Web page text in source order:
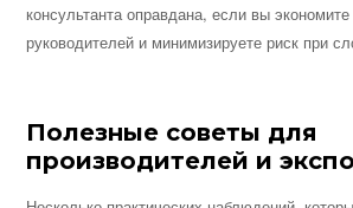
консультанта оправдана, если вы
руководителей и минимизируете риск при
Полезные советы для
производителей и